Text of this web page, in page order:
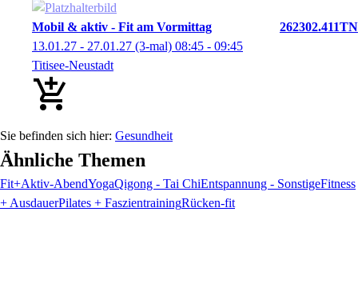
Mobil & aktiv - Fit am Vormittag
262302.411TN
13.01.27 - 27.01.27 (3-mal) 08:45 - 09:45
Titisee-Neustadt
Gesundheit
Ähnliche Themen
Fit+Aktiv-AbendYogaQigong - Tai ChiEntspannung - SonstigeFitness
+ AusdauerPilates + FaszientrainingRücken-fit